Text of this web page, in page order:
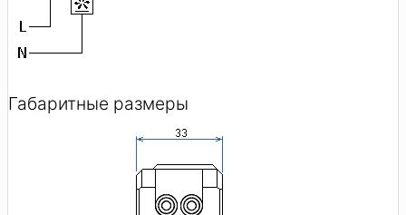
Габаритные размеры